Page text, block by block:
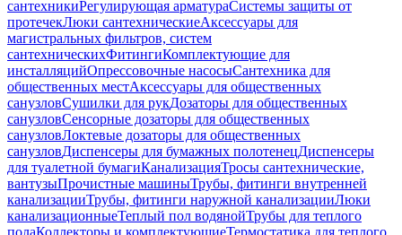
сантехникиРегулирующая арматураСистемы защиты от
протечекЛюки сантехническиеАксессуары для
магистральных фильтров, систем
сантехническихФитингиКомплектующие для
инсталляцийОпрессовочные насосыСантехника для
общественных местАксессуары для общественных
санузловСушилки для рукДозаторы для общественных
санузловСенсорные дозаторы для общественных
санузловЛоктевые дозаторы для общественных
санузловДиспенсеры для бумажных полотенецДиспенсеры
для туалетной бумагиКанализацияТросы сантехнические,
вантузыПрочистные машиныТрубы, фитинги внутренней
канализацииТрубы, фитинги наружной канализацииЛюки
канализационныеТеплый пол водянойТрубы для теплого
полаКоллекторы и комплектующиеТермостатика для теплого